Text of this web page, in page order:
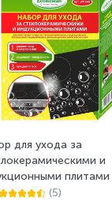
для ухода за
и
плитами
(5)